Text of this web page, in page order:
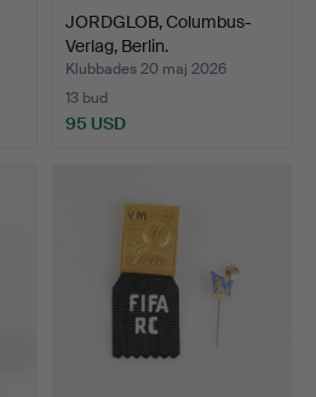
JORDGLOB, Columbus-
Verlag, Berlin.
Klubbades 20 maj 2026
13 bud
95 USD